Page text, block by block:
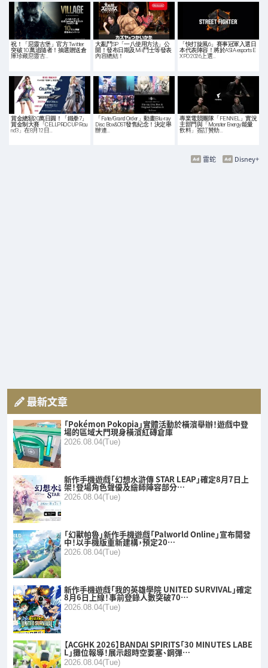
祝！「惡靈古堡」官方 Twitter
突破 10 萬追隨者！抽選贈送倉
庫珍藏惡靈古…
大亂鬥SP「一八使用方法」公
開！發布日期及Mii鬥士等發表
內容總結！
「快打旋風6」賽事冠軍入選日
本代表陣容！將於ASIA esports E
XPO 2026上選…
賞金總額20萬日圓！「鐵拳7」
賞金制大賽「CELLPRO CUP Rou
nd3」在8月12日…
「Fate/Grand Order」動畫Blu-ray
Disc Box&OST發售紀念！決定舉
辦連…
專業電競團隊「FENNEL」實況
主部門與「Monster Energy能量
飲料」簽訂贊助…
Disney+
雷蛇
最新文章
「Pokémon Pokopia」實體活動於橫濱舉辦！遊戲中登
場的區域大門現身橫濱紅磚倉庫
2026.08.04(Tue)
新作手機遊戲「幻想水滸傳 STAR LEAP」確定8月7日上
架！登場角色聲優及繪師陣容部分…
2026.08.04(Tue)
「幻獸帕魯」新作手機遊戲「Palworld Online」宣布開發
中！以手機版重新建構，預定20…
2026.08.04(Tue)
新作手機遊戲「我的英雄學院 UNITED SURVIVAL」確定
8月6日上線！事前登錄人數突破70…
2026.08.04(Tue)
【ACGHK 2026】BANDAI SPIRITS「30 MINUTES LABE
L」攤位報導！展示超時空要塞、鋼彈…
2026.08.04(Tue)